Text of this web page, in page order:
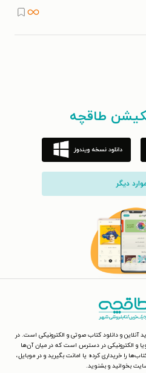
طاقچه
دیگر
آنلاین و دانلود کتاب صوتی و الکترونیکی است. در
و الکترونیکی در دسترس است که در میان آن‌ها
را خریداری کرده یا امانت بگیرید و در موبایل،
بخوانید و بشنوید.